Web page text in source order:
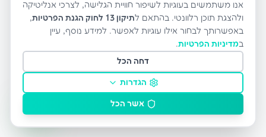
אנו משתמשים בעוגיות לשיפור חוויית הגלישה, לצרכי אנליטיקה
ולהצגת תוכן רלוונטי. בהתאם לתיקון 13 לחוק הגנת הפרטיות
,
באפשרותך לבחור אילו עוגיות לאפשר. למידע נוסף, עיין
במדיניות הפרטיות.
דחה הכל
הגדרות
אשר הכל